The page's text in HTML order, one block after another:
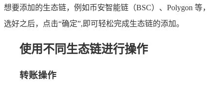
想要添加的生态链，例如币安智能链（BSC）、Polygon 等，
选好之后，点击“确定”,即可轻松完成生态链的添加。
使用不同生态链进行操作
转账操作